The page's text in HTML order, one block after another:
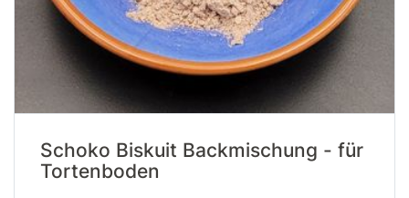
Schoko Biskuit Backmischung - für
Tortenboden